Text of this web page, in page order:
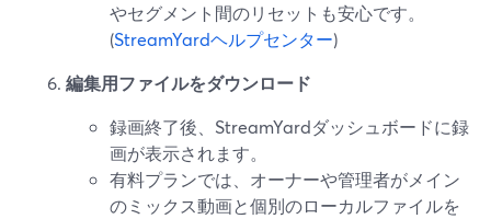
やセグメント間のリセットも安心です。
(StreamYardヘルプセンター)
編集用ファイルをダウンロード
録画終了後、StreamYardダッシュボードに録
画が表示されます。
有料プランでは、オーナーや管理者がメイン
のミックス動画と個別のローカルファイルを